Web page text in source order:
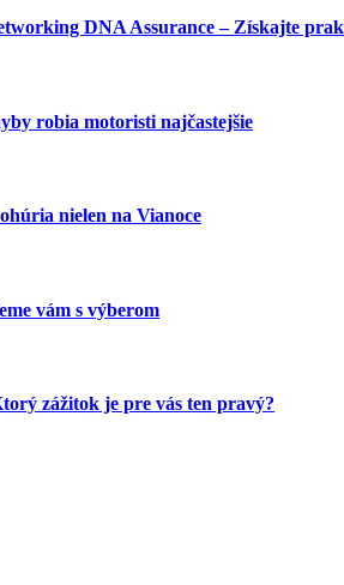
DNA Assurance – Získajte
robia motoristi najčastejšie
nielen na Vianoce
vám s výberom
zážitok je pre vás ten pravý?